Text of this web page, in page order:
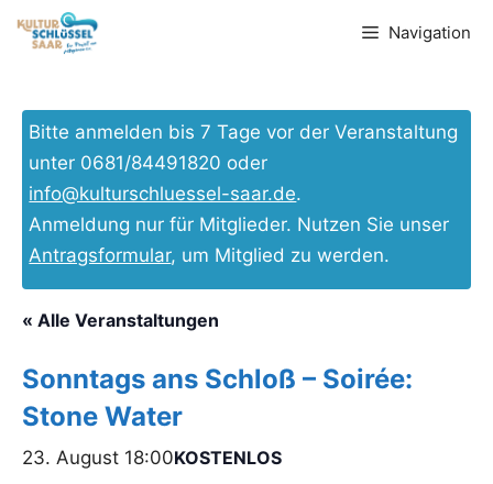
Inhalt
Navigation
Bitte anmelden bis 7 Tage vor der Veranstaltung
unter 0681/84491820 oder
info@kulturschluessel-saar.de.
Anmeldung nur für Mitglieder. Nutzen Sie unser
Antragsformular, um Mitglied zu werden.
« Alle Veranstaltungen
Sonntags ans Schloß – Soirée:
Stone Water
23. August 18:00KOSTENLOS